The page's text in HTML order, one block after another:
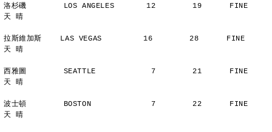
洛杉磯        LOS ANGELES       12        19      FINE
天 晴
拉斯維加斯    LAS VEGAS         16        28      FINE
天 晴
西雅圖        SEATTLE            7        21      FINE
天 晴
波士頓        BOSTON             7        22      FINE
天 晴